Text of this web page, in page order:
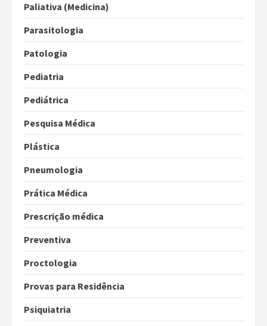
Paliativa (Medicina)
Parasitologia
Patologia
Pediatria
Pediátrica
Pesquisa Médica
Plástica
Pneumologia
Prática Médica
Prescrição médica
Preventiva
Proctologia
Provas para Residência
Psiquiatria